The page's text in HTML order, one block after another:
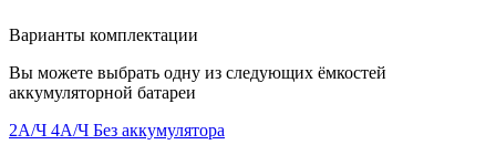
Варианты комплектации
Вы можете выбрать одну из следующих ёмкостей
аккумуляторной батареи
2А/Ч 4А/Ч Без аккумулятора